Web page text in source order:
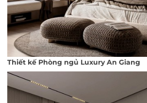
Thiết kế Phòng ngủ Luxury An Giang